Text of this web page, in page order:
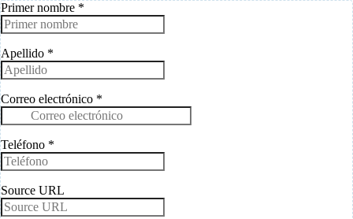
Primer nombre *
Apellido *
Correo electrónico *
Teléfono *
Source URL